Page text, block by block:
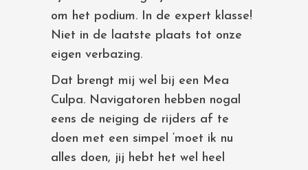
om het podium. In de expert klasse!
Niet in de laatste plaats tot onze
eigen verbazing.
Dat brengt mij wel bij een Mea
Culpa. Navigatoren hebben nogal
eens de neiging de rijders af te
doen met een simpel ‘moet ik nu
alles doen, jij hebt het wel heel